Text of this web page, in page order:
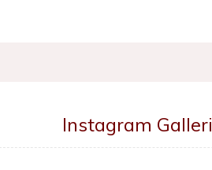
Instagram Galleri